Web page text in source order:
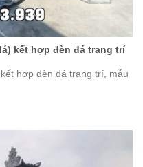
kết hợp đèn đá trang trí
hợp đèn đá trang trí, mẫu